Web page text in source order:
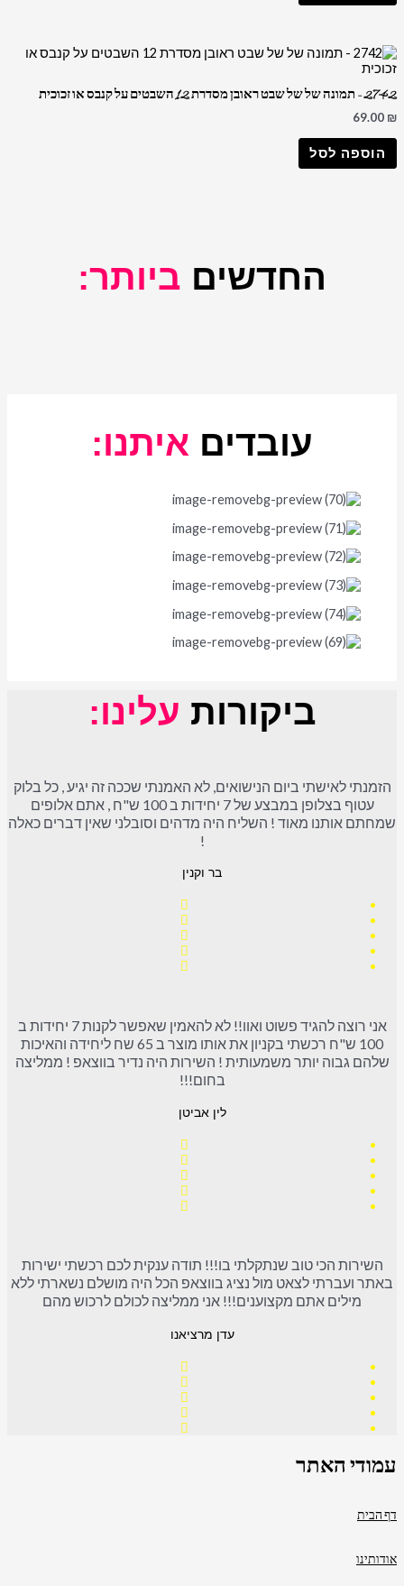
2742 – תמונה של של שבט ראובן מסדרת 12 השבטים על קנבס או זכוכית
69.00 ₪
הוספה לסל
החדשים ביותר:
עובדים איתנו:
ביקורות עלינו:
הזמנתי לאישתי ביום הנישואים, לא האמנתי שככה זה יגיע , כל בלוק
עטוף בצלופן במבצע של 7 יחידות ב 100 ש"ח , אתם אלופים
שמחתם אותנו מאוד ! השליח היה מדהים וסובלני שאין דברים כאלה
!
בר וקנין
אני רוצה להגיד פשוט ואוו!! לא להאמין שאפשר לקנות 7 יחידות ב
100 ש"ח רכשתי בקניון את אותו מוצר ב 65 שח ליחידה והאיכות
שלהם גבוה יותר משמעותית ! השירות היה נדיר בווצאפ ! ממליצה
בחום!!!
לין אביטן
השירות הכי טוב שנתקלתי בו!!! תודה ענקית לכם רכשתי ישירות
באתר ועברתי לצאט מול נציג בווצאפ הכל היה מושלם נשארתי ללא
מילים אתם מקצוענים!!! אני ממליצה לכולם לרכוש מהם
עדן מרציאנו
עמודי האתר
דף הבית
אודותינו